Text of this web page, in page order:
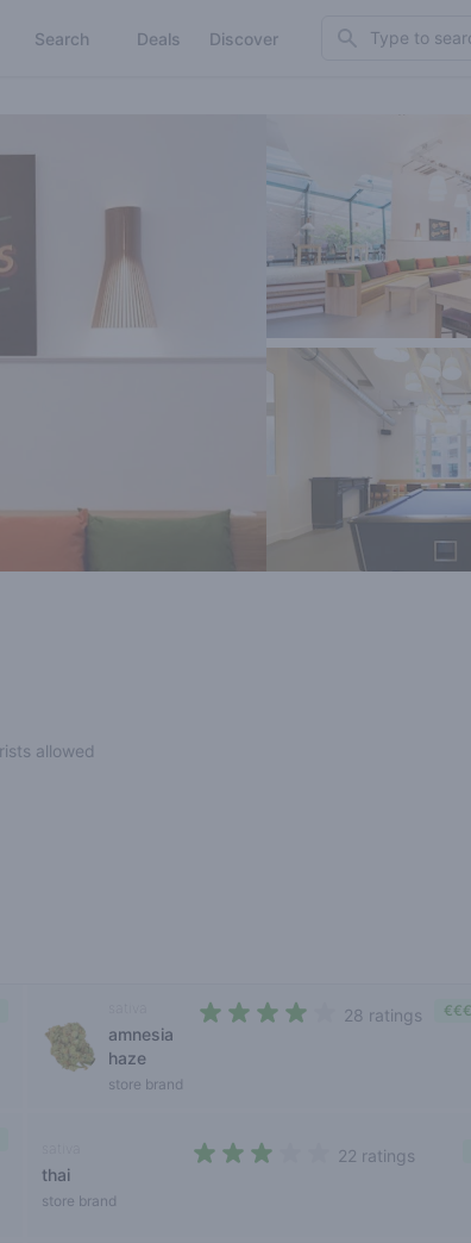
Search Deals Discover Search
allowed
amnesia
haze
store brand
28 ratings
thai
store brand
22 ratings